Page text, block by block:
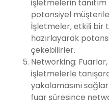
işletmelerin
potansiyel
İşletmeler, etkili bir
hazırlayarak
çekebilirler.
Networking:
işletmelerle
yakalamasını
fuar süresince